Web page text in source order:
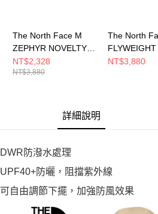
The North Face M
ZEPHYR NOVELTY
WIND JACKET - AP
男 風衣外套
NT$2,328
NT$3,880
The North
FLYWEIGHT
WIND
NT$3,880
詳細說明
DWR防潑水處理
UPF40+防曬，阻擋紫外線
可自由調節下擺，加強防風效果